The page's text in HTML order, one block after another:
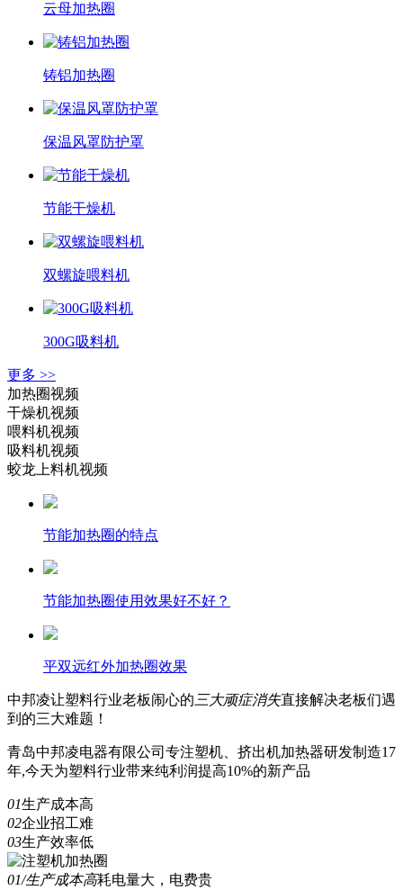
云母加热圈
铸铝加热圈
保温风罩防护罩
节能干燥机
双螺旋喂料机
300G吸料机
更多 >>
加热圈视频
干燥机视频
喂料机视频
吸料机视频
蛟龙上料机视频
节能加热圈的特点
节能加热圈使用效果好不好？
平双远红外加热圈效果
中邦凌让塑料行业老板闹心的 三大顽症消失直接解决老板们遇
到的三大难题！
青岛中邦凌电器有限公司专注塑机、挤出机加热器研发制造17
年,今天为塑料行业带来纯利润提高10%的新产品
01生产成本高
02企业招工难
03生产效率低
01/生产成本高耗电量大，电费贵